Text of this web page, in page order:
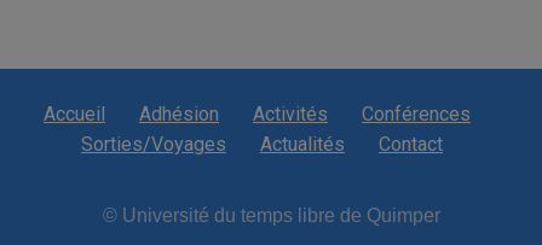
Accueil Adhésion Activités
Conférences
Sorties/Voyages
Actualités Contact
© Université du temps libre de Quimper